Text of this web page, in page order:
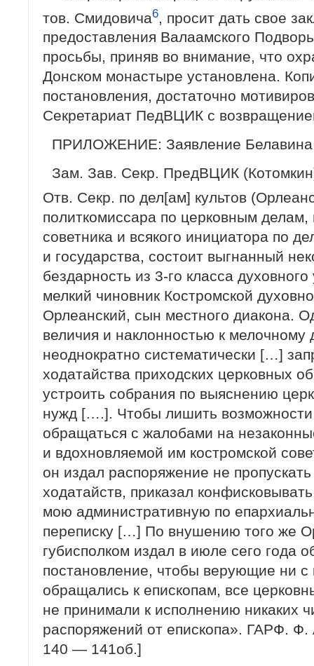
тов. Смидовича6 , просит дать свое
предоставления Валаамского
просьбы, приняв во внимание, что
Донском монастыре установлена.
постановления, достаточно
Секретариат ПедВЦИК с
ПРИЛОЖЕНИЕ: Заявление Белавина
Зам. Зав. Секр. ПредВЦИК
Отв. Секр. по дел[ам] культов
политкомиссара по церковным делам,
советника и всякого инициатора по
и государства, состоит выгнанный
бездарность из 3-го класса
мелкий чиновник Костромской
Орлеанский, сын местного диакона.
величия и наклонностью к мелочному
неоднократно систематически […]
ходатайства приходских церковных
устроить собрания по выяснению
нужд [….]. Чтобы лишить
обращаться с жалобами на
и вдохновляемой им костромской
он издал распоряжение не
ходатайств, приказал
мою административную по
переписку […] По внушению того же
губисполком издал в июле сего года
постановление, чтобы верующие ни с
обращались к епископам, все
не принимали к исполнению никаких
распоряжений от епископа». ГАРФ.
140 — 141об.]